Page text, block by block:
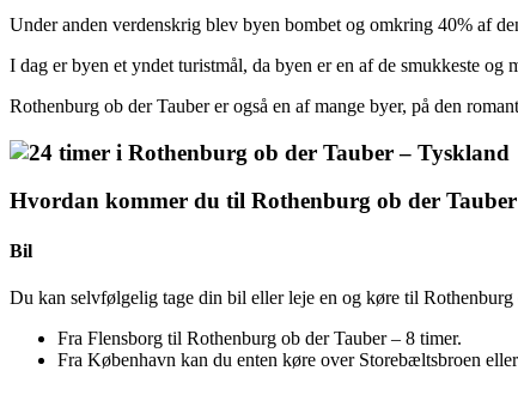
Under anden verdenskrig blev byen bombet og omkring 40% af
I dag er byen et yndet turistmål, da byen er en af de smukkeste og
Rothenburg ob der Tauber er også en af mange byer, på den
Hvordan kommer du til Rothenburg ob der Tauber
Bil
Du kan selvfølgelig tage din bil eller leje en og køre til Rothenburg
Fra Flensborg til Rothenburg ob der Tauber – 8 timer.
Fra København kan du enten køre over Storebæltsbroen